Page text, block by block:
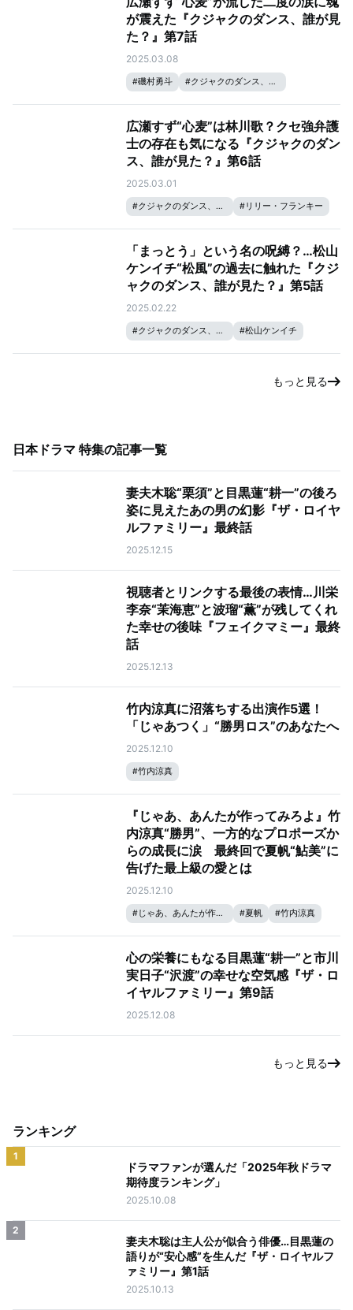
が震えた『クジャクのダンス、誰が見
た？』第7話
2025.03.08
#磯村勇斗 #クジャクのダンス、誰が見た？
#広瀬すず
広瀬すず“心麦”は林川歌？クセ強弁護
士の存在も気になる『クジャクのダン
ス、誰が見た？』第6話
2025.03.01
#クジャクのダンス、誰が見た？ #リリー・フランキー
「まっとう」という名の呪縛？…松山
ケンイチ“松風”の過去に触れた『クジ
ャクのダンス、誰が見た？』第5話
2025.02.22
#クジャクのダンス、誰が見た？ #松山ケンイチ
もっと見る
日本ドラマ 特集の記事一覧
妻夫木聡“栗須”と目黒蓮“耕一”の後ろ
姿に見えたあの男の幻影『ザ・ロイヤ
ルファミリー』最終話
2025.12.15
視聴者とリンクする最後の表情…川栄
李奈“茉海恵”と波瑠“薫”が残してくれ
た幸せの後味『フェイクマミー』最終
話
2025.12.13
竹内涼真に沼落ちする出演作5選！
「じゃあつく」“勝男ロス”のあなたへ
2025.12.10
#竹内涼真
『じゃあ、あんたが作ってみろよ』竹
内涼真“勝男”、一方的なプロポーズか
らの成長に涙 最終回で夏帆“鮎美”に
告げた最上級の愛とは
2025.12.10
#じゃあ、あんたが作ってみろよ #夏帆 #竹内涼真
心の栄養にもなる目黒蓮“耕一”と市川
実日子“沢渡”の幸せな空気感『ザ・ロ
イヤルファミリー』第9話
2025.12.08
もっと見る
ランキング
1
ドラマファンが選んだ「2025年秋ドラマ
期待度ランキング」
2025.10.08
2
妻夫木聡は主人公が似合う俳優…目黒蓮の
語りが“安心感”を生んだ『ザ・ロイヤルフ
ァミリー』第1話
2025.10.13